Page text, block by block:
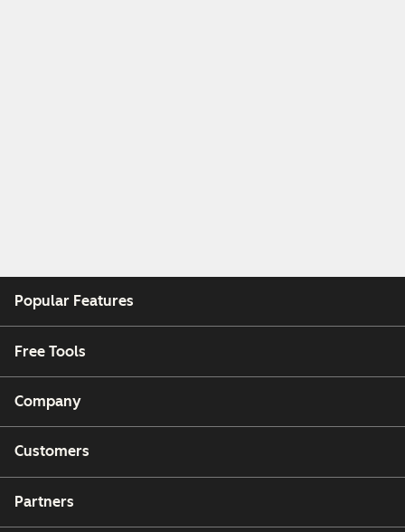
Popular Features
Free Tools
Company
Customers
Partners